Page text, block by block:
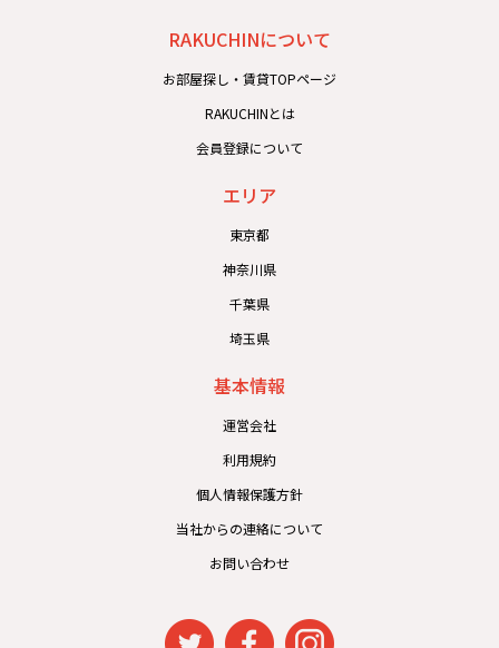
RAKUCHINについて
お部屋探し・賃貸TOPページ
RAKUCHINとは
会員登録について
エリア
東京都
神奈川県
千葉県
埼玉県
基本情報
運営会社
利用規約
個人情報保護方針
当社からの連絡について
お問い合わせ